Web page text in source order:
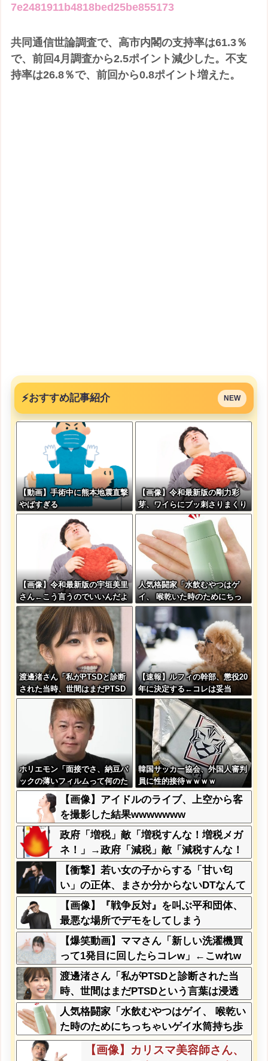
7e2481911b4818bed25be855173
共同通信世論調査で、高市内閣の支持率は61.3％
で、前回4月調査から2.5ポイント減少した。不支
持率は26.8％で、前回から0.8ポイント増えた。
⚡おすすめ記事紹介 NEW
【動画】手術中に熊本地震直撃
やばすぎる
【画像】令和最新版の剛力彩
芽、ワイらにブッ刺さりまくり
と話題にw w w w w w w w w
w w w w
【画像】令和最新版の宇垣美里
さん←こう言うのでいいんだよ
が目一杯詰まってると話題にw
w w w w w w w w
人気格闘家「水飲むやつはゲ
イ、 喉乾いた時のためにちっ
ちゃいゲイ水筒持ち歩くと
か。」
渡邊渚さん「私がPTSDと診断
された当時、世間はまだPTSD
という言葉は浸透されていませ
んでした」
【速報】ルフィの幹部、懲役20
年に決定する←コレは妥当
か？？？？？？？
ホリエモン「面接でさ、納豆パ
ックの薄いフィルムって何のた
めに入っていの？って聞くわ
韓国サッカー協会、外国人審判
員に性的接待ｗｗｗｗ
【画像】アイドルのライブ、上空から客
を撮影した結果wwwwwww
政府「増税」敵「増税すんな！増税メガ
ネ！」→政府「減税」敵「減税すんな！
社会保障どうなる！」
【衝撃】若い女の子からする「甘い匂
い」の正体、まさか分からないDTなんて
おらんよな？よな？w w w w w w w w w
w w
【画像】『戦争反対』を叫ぶ平和団体、
最悪な場所でデモをしてしまう
【爆笑動画】ママさん「新しい洗濯機買
って1発目に回したらコレw」←こwれw
はw w w w w w w w w w
渡邊渚さん「私がPTSDと診断された当
時、世間はまだPTSDという言葉は浸透
されていませんでした」
人気格闘家「水飲むやつはゲイ、 喉乾い
た時のためにちっちゃいゲイ水筒持ち歩
くとか。」
【画像】カリスマ美容師さん、